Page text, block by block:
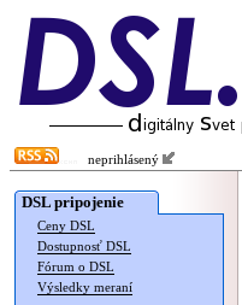
neprihlásený
DSL pripojenie
Ceny DSL
Dostupnosť DSL
Fórum o DSL
Výsledky meraní